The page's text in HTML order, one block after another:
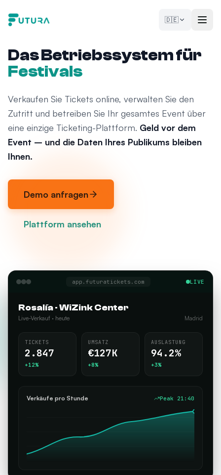
🇩🇪
Das Betriebssystem für
Festivals
Verkaufen Sie Tickets online, verwalten Sie den
Zutritt und betreiben Sie Ihr gesamtes Event über
eine einzige Ticketing-Plattform. Geld vor dem
Event – und die Daten Ihres Publikums bleiben
Ihnen.
Demo anfragen
Plattform ansehen
app.futuratickets.com LIVE
Rosalía · WiZink Center
Live-Verkauf · heute Madrid
TICKETS
2.847
+12%
UMSATZ
€127K
+8%
AUSLASTUNG
94.2%
+3%
Verkäufe pro Stunde Peak 21:40